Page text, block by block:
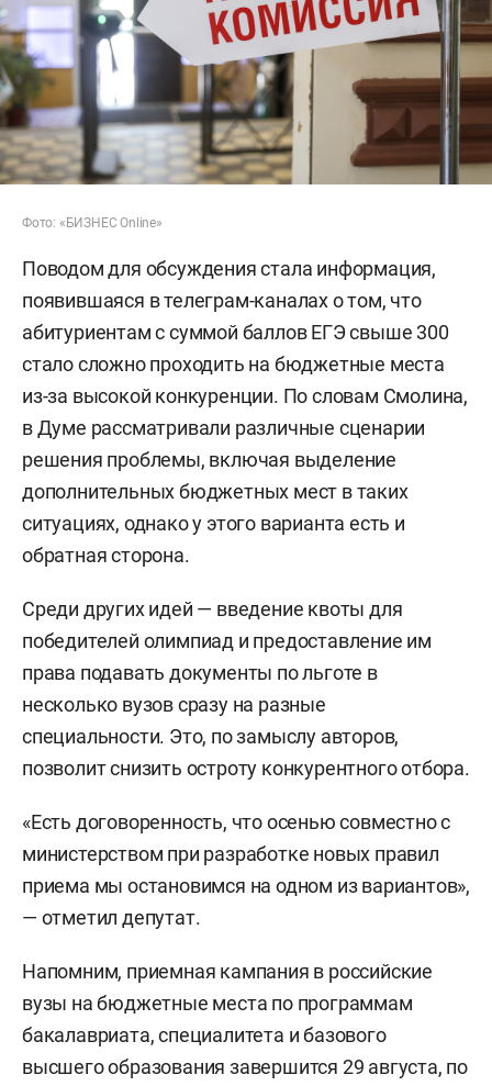
Фото: «БИЗНЕС Online»
Поводом для обсуждения стала информация,
появившаяся в телеграм-каналах о том, что
абитуриентам с суммой баллов ЕГЭ свыше 300
стало сложно проходить на бюджетные места
из-за высокой конкуренции. По словам Смолина,
в Думе рассматривали различные сценарии
решения проблемы, включая выделение
дополнительных бюджетных мест в таких
ситуациях, однако у этого варианта есть и
обратная сторона.
Среди других идей — введение квоты для
победителей олимпиад и предоставление им
права подавать документы по льготе в
несколько вузов сразу на разные
специальности. Это, по замыслу авторов,
позволит снизить остроту конкурентного отбора.
«Есть договоренность, что осенью совместно с
министерством при разработке новых правил
приема мы остановимся на одном из вариантов»,
— отметил депутат.
Напомним, приемная кампания в российские
вузы на бюджетные места по программам
бакалавриата, специалитета и базового
высшего образования завершится 29 августа, по